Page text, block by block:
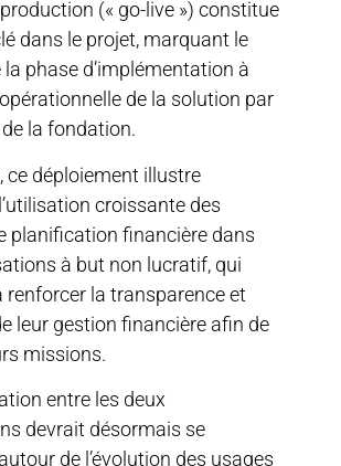
(« go-live ») constitue
dans le projet, marquant le
phase d’implémentation à
de la solution par
de la fondation.
ce déploiement illustre
croissante des
planification financière dans
à but non lucratif, qui
renforcer la transparence et
leur gestion financière afin de
missions.
entre les deux
devrait désormais se
de l’évolution des usages